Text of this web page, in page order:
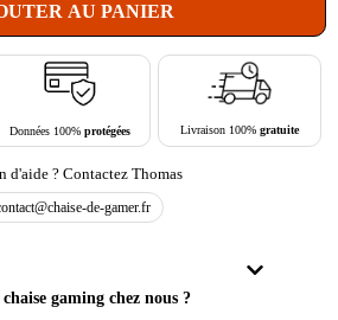
AU PANIER
Données 100% protégées Livraison 100%gratuite
d'aide ? Contactez Thomas
de-gamer.fr
gaming chez nous ?